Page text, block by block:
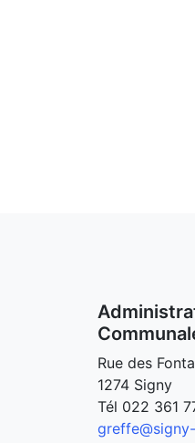
Rue des
1274 Signy
Tél 022 361